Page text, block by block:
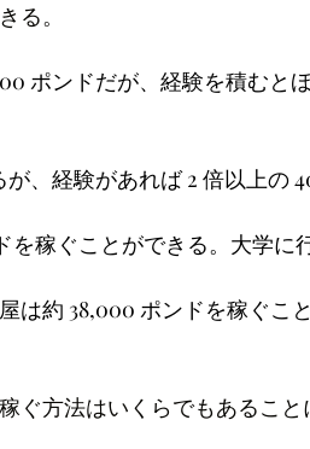
る。
ポンドだが、経験を積むと
、経験があれば 2 倍以上の
稼ぐことができる。大学に
は約 38,000 ポンドを稼ぐこ
ぐ方法はいくらでもあること